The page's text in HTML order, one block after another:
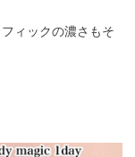
ィックの濃さもそ